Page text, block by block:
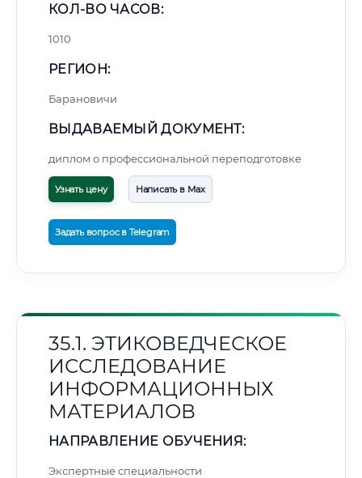
КОЛ-ВО ЧАСОВ:
1010
РЕГИОН:
Барановичи
ВЫДАВАЕМЫЙ ДОКУМЕНТ:
диплом о профессиональной переподготовке
Узнать цену Написать в Max
Задать вопрос в Telegram
35.1. ЭТИКОВЕДЧЕСКОЕ
ИССЛЕДОВАНИЕ
ИНФОРМАЦИОННЫХ
МАТЕРИАЛОВ
НАПРАВЛЕНИЕ ОБУЧЕНИЯ:
Экспертные специальности